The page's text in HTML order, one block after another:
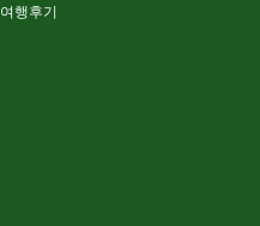
여행후기